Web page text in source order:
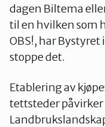
dagen Biltema
til en hvilken som
OBS!, har
stoppe det.
Etablering av
tettsteder